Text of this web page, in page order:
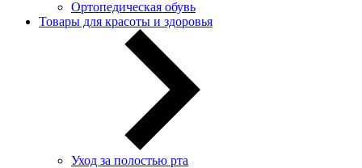
Ортопедическая обувь
Товары для красоты и здоровья
Уход за полостью рта